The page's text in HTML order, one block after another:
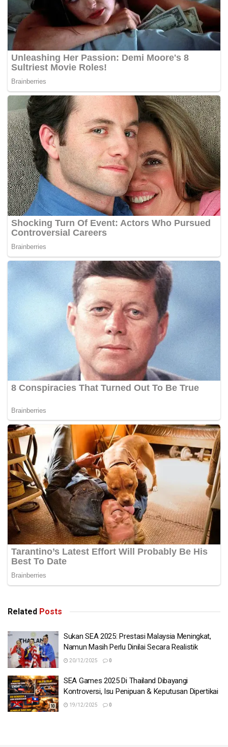
kebangsaan sejak 1991.
“Semua orang tahu Milo sentiasa menjadi sebahagian
daripada warisan Malaysia, kami sentiasa terlibat dalam
pembangunkan sukan di peringkat akar umbi sejak 60
tahun lalu. Sekarang, ada peluang kami bekerja untuk
mewujudkan kesedaran bersukan pada masa depan,
khususnya buat golongan muda di sekolah kerana kami
percaya melalui sukan, mereka boleh belajar mengenai
nilai-nilai kehidupan,” katanya.
Lebih 7,000 atlet dijangka mengambil bahagian dalam
edisi keenam Sukan SEA yang bakal dianjurkan Malaysia
bermula 19-31 Ogos 2017 sempena sambutan Hari
Kemerdekaan Malaysia ke-60 tahun manakala Sukan Para
ASEAN pula dijadualkan bermula 17 hingga 23 Sept. –
BERNAMA
Related Posts
Sukan SEA 2025: Prestasi Malaysia Meningkat,
Namun Masih Perlu Dinilai Secara Realistik
20/12/2025 0
SEA Games 2025 Di Thailand Dibayangi
Kontroversi, Isu Penipuan & Keputusan Dipertikai
19/12/2025 0